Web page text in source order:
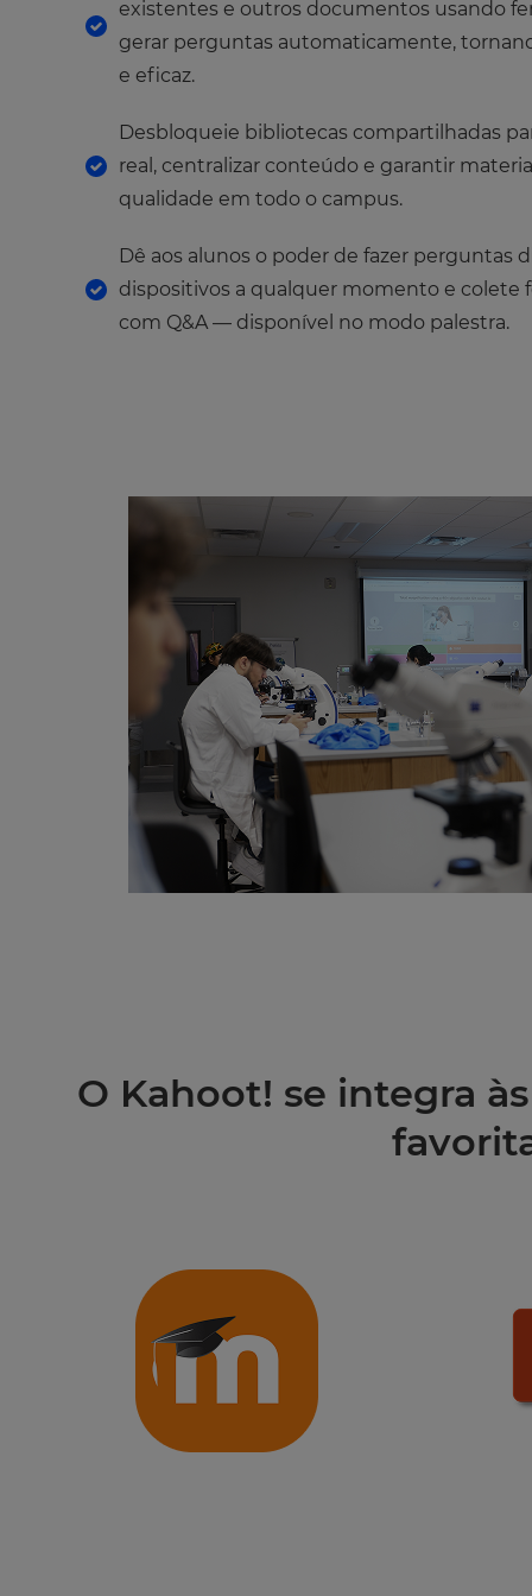
existentes e outros documentos usando
gerar perguntas automaticamente,
e eficaz.
Desbloqueie bibliotecas compartilhadas
real, centralizar conteúdo e garantir
qualidade em todo o campus.
Dê aos alunos o poder de fazer perguntas
dispositivos a qualquer momento e colete
com Q&A — disponível no modo palestra.
O Kahoot! se integra